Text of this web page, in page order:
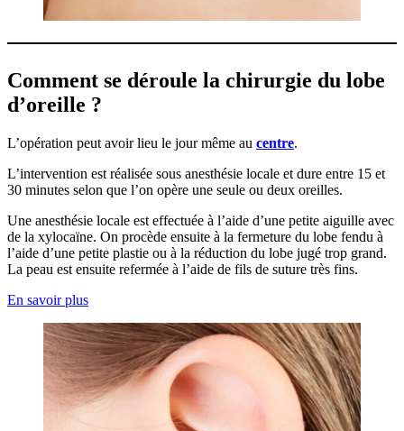
Comment se déroule la chirurgie du lobe
d’oreille ?
L’opération peut avoir lieu le jour même au centre.
L’intervention est réalisée sous anesthésie locale et dure entre 15 et
30 minutes selon que l’on opère une seule ou deux oreilles.
Une anesthésie locale est effectuée à l’aide d’une petite aiguille avec
de la xylocaïne. On procède ensuite à la fermeture du lobe fendu à
l’aide d’une petite plastie ou à la réduction du lobe jugé trop grand.
La peau est ensuite refermée à l’aide de fils de suture très fins.
En savoir plus